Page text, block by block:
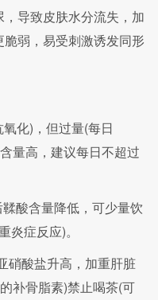
导致皮肤水分流失，加
弱，易受刺激诱发同形
化)，但过量(每日
量高，建议每日不超过
酸含量降低，可少量饮
炎症反应)。
酸盐升高，加重肝脏
补骨脂素)禁止喝茶(可